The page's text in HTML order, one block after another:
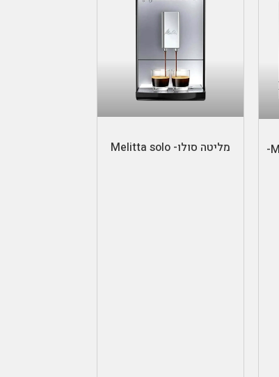
Melitta easy coffe maker-
בחר אפשרויות
מליטה סולו- Melitta solo